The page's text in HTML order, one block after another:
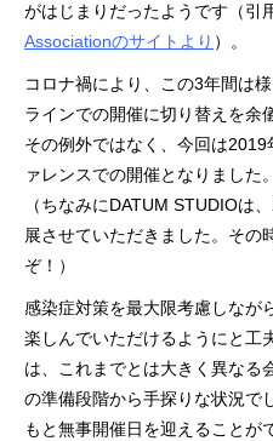
がはじまりだったようです（引
Associationのサイトより ）。
コロナ禍により、この3年間は
ラインでの開催に切り替えを余
その例外ではなく、今回は
ァレンスでの開催となりました。
（ちなみにDATUM STUDIOは
展させていただきました。その
ぞ！）
感染症対策を最大限考慮しなが
楽しんでいただけるようにと工
は、これまでとは大きく異なる
の準備段階から手探りな状況で
もと無事開催日を迎えることが